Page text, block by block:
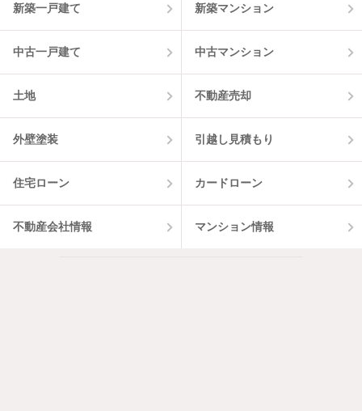
新築一戸建て 新築マンション
中古一戸建て 中古マンション
土地 不動産売却
外壁塗装 引越し見積もり
住宅ローン カードローン
不動産会社情報 マンション情報